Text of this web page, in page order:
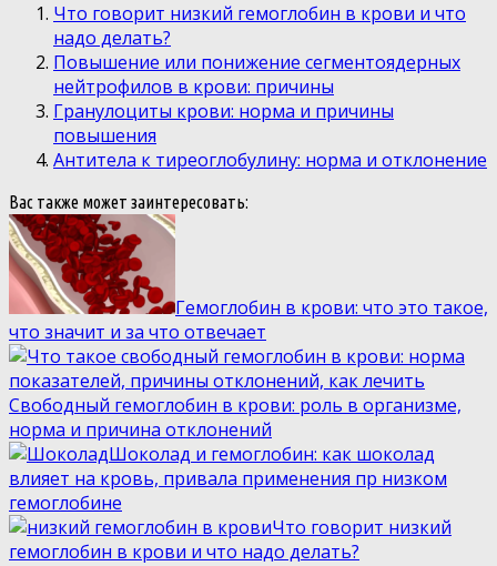
Что говорит низкий гемоглобин в крови и что
надо делать?
Повышение или понижение сегментоядерных
нейтрофилов в крови: причины
Гранулоциты крови: норма и причины
повышения
Антитела к тиреоглобулину: норма и отклонение
Вас также может заинтересовать:
Гемоглобин в крови: что это такое,
что значит и за что отвечает
Свободный гемоглобин в крови: роль в организме,
норма и причина отклонений
Шоколад и гемоглобин: как шоколад
влияет на кровь, привала применения пр низком
гемоглобине
Что говорит низкий
гемоглобин в крови и что надо делать?